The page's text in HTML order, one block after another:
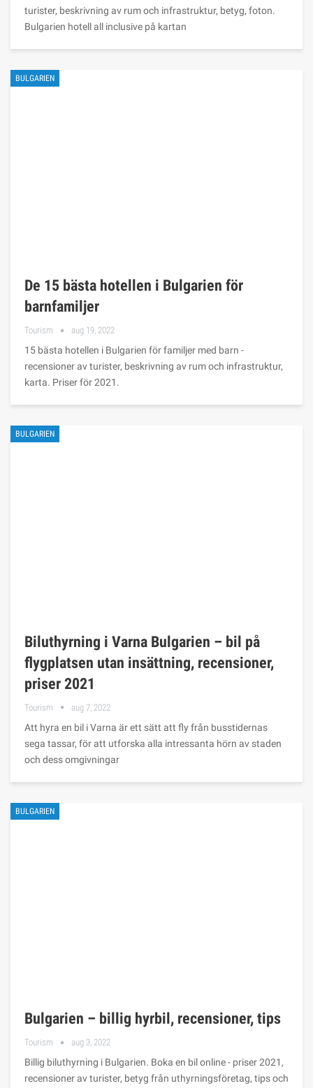
turister, beskrivning av rum och infrastruktur, betyg, foton.
Bulgarien hotell all inclusive på kartan
BULGARIEN
De 15 bästa hotellen i Bulgarien för
barnfamiljer
Tourism aug 19, 2022
15 bästa hotellen i Bulgarien för familjer med barn -
recensioner av turister, beskrivning av rum och infrastruktur,
karta. Priser för 2021.
BULGARIEN
Biluthyrning i Varna Bulgarien – bil på
flygplatsen utan insättning, recensioner,
priser 2021
Tourism aug 7, 2022
Att hyra en bil i Varna är ett sätt att fly från busstidernas
sega tassar, för att utforska alla intressanta hörn av staden
och dess omgivningar
BULGARIEN
Bulgarien – billig hyrbil, recensioner, tips
Tourism aug 3, 2022
Billig biluthyrning i Bulgarien. Boka en bil online - priser 2021,
recensioner av turister, betyg från uthyrningsföretag, tips och